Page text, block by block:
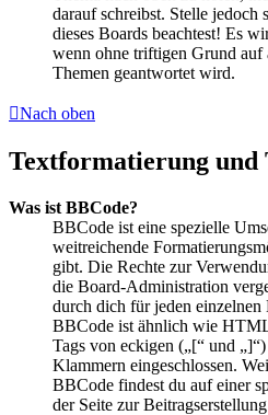
darauf schreibst. Stelle jedoch
dieses Boards beachtest! Es
wenn ohne triftigen Grund auf
Themen geantwortet wird.
Nach oben
Textformatierung und
Was ist BBCode?
BBCode ist eine spezielle
weitreichende
gibt. Die Rechte zur
die Board-Administration
durch dich für jeden
BBCode ist ähnlich wie
Tags von eckigen („[“ und
Klammern eingeschlossen.
BBCode findest du auf einer
der Seite zur